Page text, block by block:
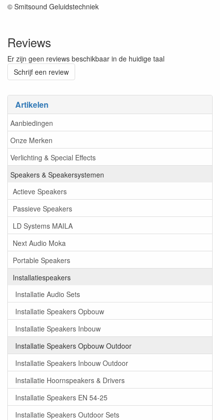
Artikelen
Aanbiedingen
Onze Merken
Verlichting & Special Effects
Speakers & Speakersystemen
Actieve Speakers
Passieve Speakers
LD Systems MAILA
Next Audio Moka
Portable Speakers
Installatiespeakers
Installatie Audio Sets
Installatie Speakers Opbouw
Installatie Speakers Inbouw
Installatie Speakers Opbouw Outdoor
Installatie Speakers Inbouw Outdoor
Installatie Hoornspeakers & Drivers
Installatie Speakers EN 54-25
Installatie Speakers Outdoor Sets
© Smitsound Geluidstechniek
Reviews
Er zijn geen reviews beschikbaar in de huidige taal
Schrijf een review